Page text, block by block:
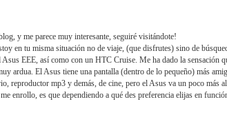
y me parece muy interesante, seguiré visitándote!
en tu misma situación no de viaje, (que disfrutes) sino de
EEE, así como con un HTC Cruise. Me ha dado la sensación
ardua. El Asus tiene una pantalla (dentro de lo pequeño) más
reproductor mp3 y demás, de cine, pero el Asus va un poco más
enrollo, es que dependiendo a qué des preferencia elijas en